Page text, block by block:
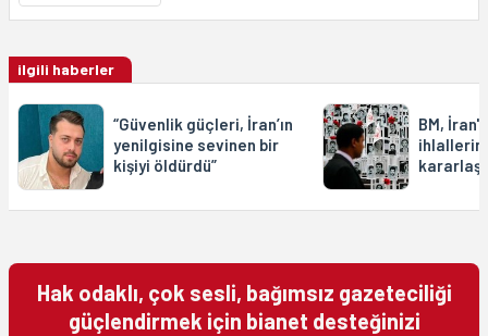
ilgili haberler
“Güvenlik güçleri, İran’ın
yenilgisine sevinen bir
kişiyi öldürdü”
BM,
Hak odaklı, çok sesli, bağımsız gazeteciliği
güçlendirmek için bianet desteğinizi